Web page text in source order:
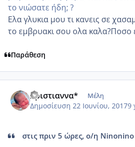
το νιώσατε ήδη; ?
Ελα γλυκια μου τι κανεις σε
το εμβρυακι σου ολα καλα?Ποσο
Παράθεση
Χριστιαννα* Μέλη
Δημοσίευση 22 Ιουνίου, 20179
στις πριν 5 ώρες, ο/η Ninonino